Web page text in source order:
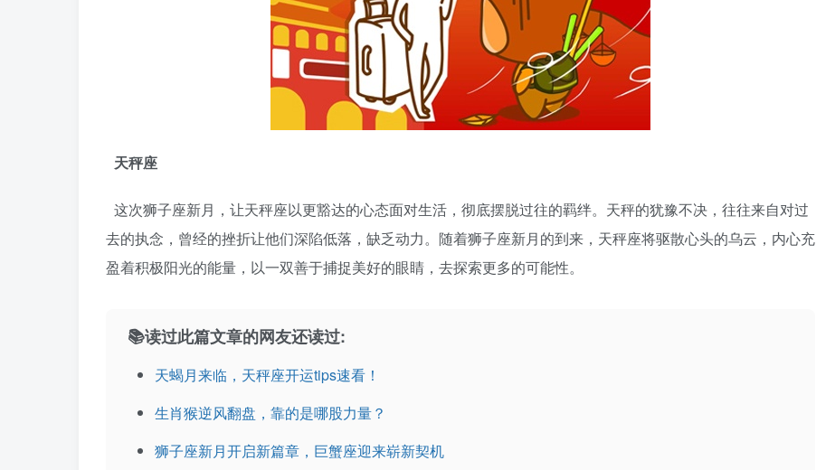
天秤座
这次狮子座新月，让天秤座以更豁达的心态面对生活，彻底摆脱过往的羁绊。天秤的犹豫不决，往往来自对过
去的执念，曾经的挫折让他们深陷低落，缺乏动力。随着狮子座新月的到来，天秤座将驱散心头的乌云，内心充
盈着积极阳光的能量，以一双善于捕捉美好的眼睛，去探索更多的可能性。
📚读过此篇文章的网友还读过:
天蝎月来临，天秤座开运tips速看！
生肖猴逆风翻盘，靠的是哪股力量？
狮子座新月开启新篇章，巨蟹座迎来崭新契机